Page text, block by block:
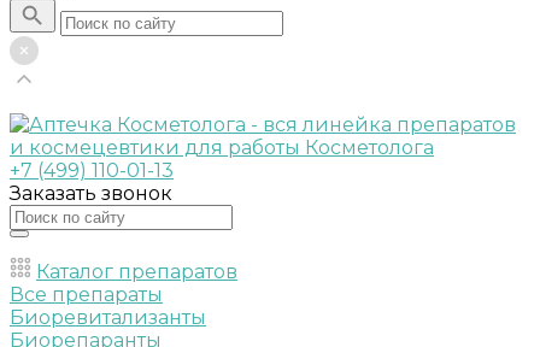
+7 (499) 110-01-13
Заказать звонок
Каталог препаратов
Все препараты
Биоревитализанты
Биорепаранты